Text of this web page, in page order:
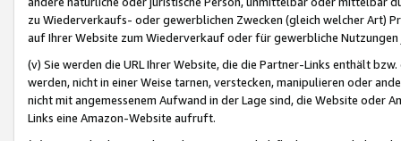
zu Wiederverkaufs- oder gewerblichen Zwecken (gleich welcher Art)
auf Ihrer Website zum Wiederverkauf oder für gewerbliche
(v) Sie werden die URL Ihrer Website, die die Partner-Links enthält
werden, nicht in einer Weise tarnen, verstecken, manipulieren oder
nicht mit angemessenem Aufwand in der Lage sind, die Website oder
Links eine Amazon-Website aufruft.